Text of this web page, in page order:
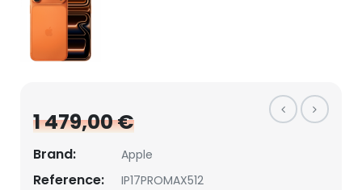
1 479,00 €
Brand: Apple
Reference: IP17PROMAX512